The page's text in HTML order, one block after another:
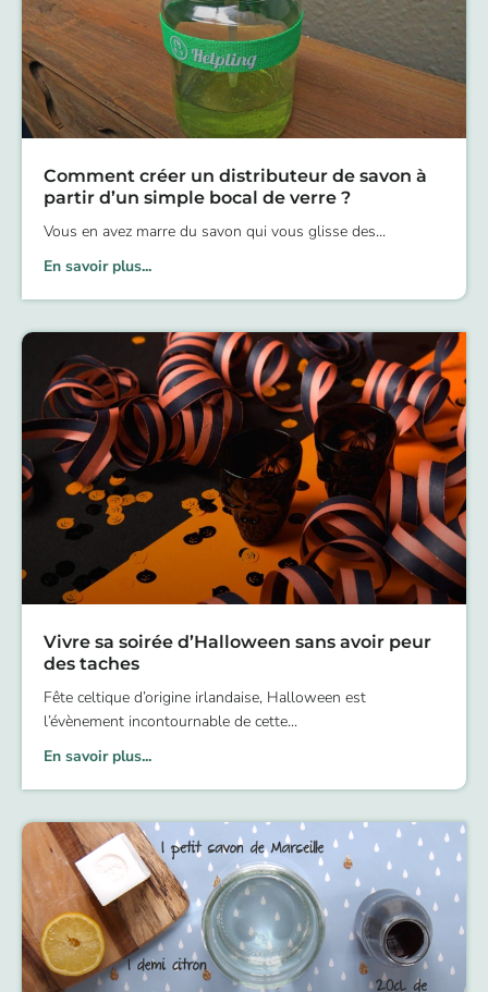
Comment créer un distributeur de savon à
partir d’un simple bocal de verre ?
Vous en avez marre du savon qui vous glisse des
En savoir plus...
Vivre sa soirée d’Halloween sans avoir peur
des taches
Fête celtique d’origine irlandaise, Halloween est
l’évènement incontournable de cette
En savoir plus...